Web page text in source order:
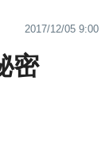
2017/12/05 9:00
密